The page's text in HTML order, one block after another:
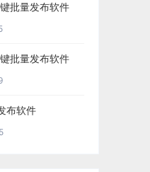
批量发布软件
批量发布软件
布软件